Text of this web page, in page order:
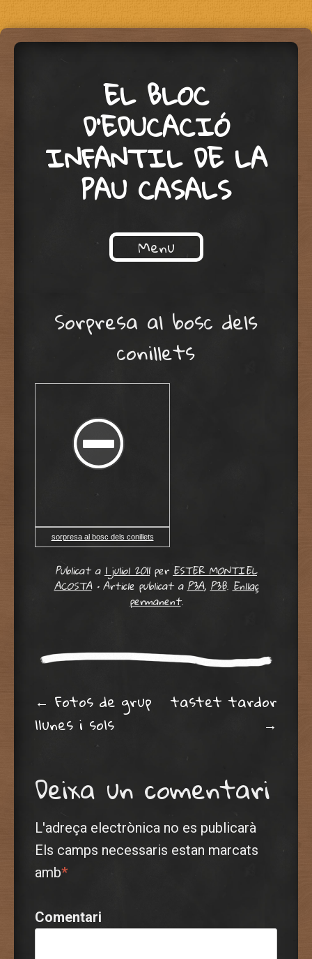
EL BLOC
D'EDUCACIÓ
INFANTIL DE LA
PAU CASALS
Menu
Sorpresa al bosc dels
conillets
sorpresa al bosc dels conillets
Publicat a1 juliol 2011perESTER MONTIEL
ACOSTA •Article publicat aP3A,P3B.Enllaç
permanent.
Post navigation
← Fotos de grup
llunes i sols
tastet tardor
→
Deixa un comentari
L'adreça electrònica no es publicarà
Els camps necessaris estan marcats
amb*
Comentari